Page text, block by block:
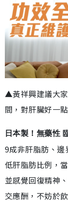
▲黃祥興建議大
間，對肝臟好一
日本製！無藥性
9成非肝脂肪、
低肝脂肪比例，
並感覺回復精神
交應酬，不妨於